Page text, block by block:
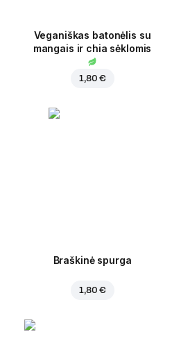
Veganiškas batonėlis su
mangais ir chia sėklomis
1,80 €
Braškinė spurga
1,80 €